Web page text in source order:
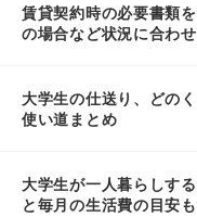
賃貸契約時の必要書類
の場合など状況に合わ
大学生の仕送り、どの
使い道まとめ
大学生が一人暮らしす
と毎月の生活費の目安